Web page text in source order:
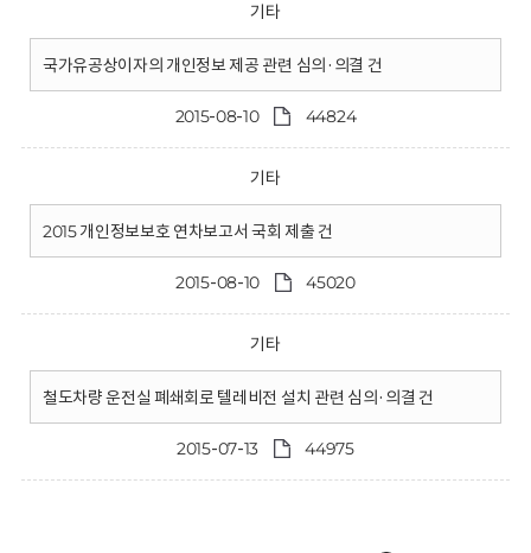
기타
국가유공상이자의 개인정보 제공 관련 심의·의결 건
2015-08-10 44824
기타
2015 개인정보보호 연차보고서 국회 제출 건
2015-08-10 45020
기타
철도차량 운전실 폐쇄회로 텔레비전 설치 관련 심의·의결 건
2015-07-13 44975